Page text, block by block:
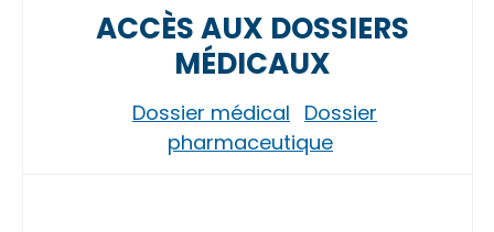
ACCÈS AUX DOSSIERS
MÉDICAUX
Dossier médical Dossier
pharmaceutique